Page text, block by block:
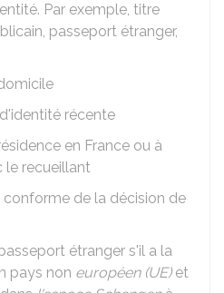
Par exemple, titre
passeport étranger,
récente
en France ou à
le recueillant
conforme de la décision de
étranger s'il a la
pays non européen (UE)et